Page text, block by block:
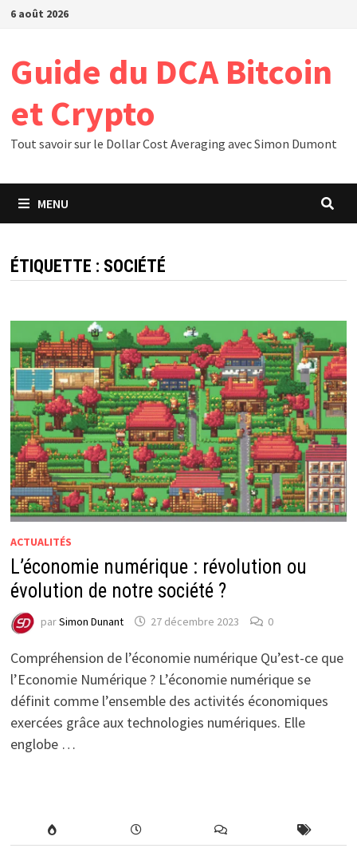
Passer
6 août 2026
Guide du DCA Bitcoin
et Crypto
Tout savoir sur le Dollar Cost Averaging avec Simon Dumont
MENU
ÉTIQUETTE : SOCIÉTÉ
ACTUALITÉS
L’économie numérique : révolution ou
évolution de notre société ?
parSimon Dunant 27 décembre 2023 0
Compréhension de l’économie numérique Qu’est-ce que
l’Economie Numérique ? L’économie numérique se
définit comme l’ensemble des activités économiques
exercées grâce aux technologies numériques. Elle
englobe …